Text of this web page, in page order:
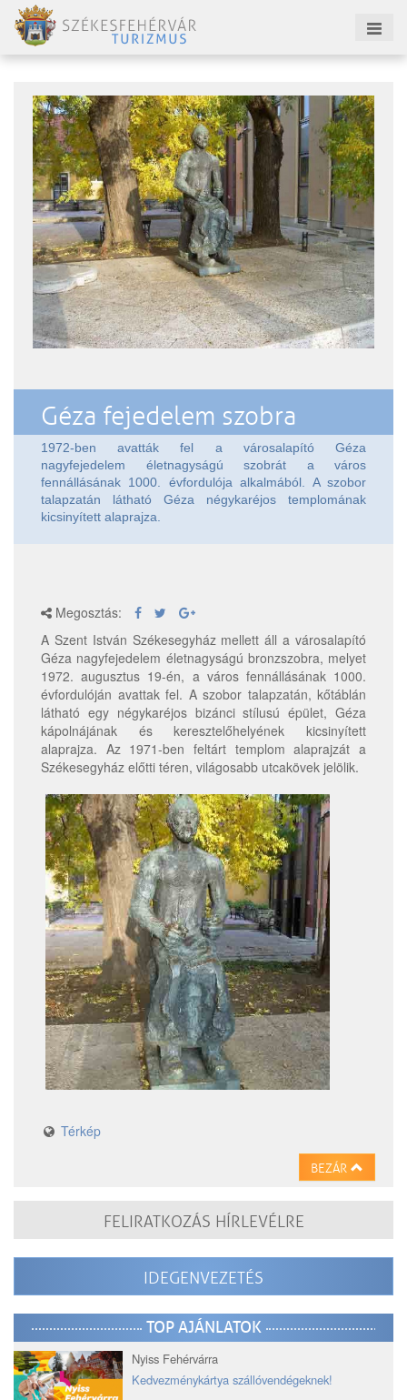
Géza fejedelem szobra
1972-ben avatták fel a városalapító Géza
nagyfejedelem életnagyságú szobrát a város
fennállásának 1000. évfordulója alkalmából. A szobor
talapzatán látható Géza négykaréjos templomának
kicsinyített alaprajza.
Megosztás:
A Szent István Székesegyház mellett áll a városalapító
Géza nagyfejedelem életnagyságú bronzszobra, melyet
1972. augusztus 19-én, a város fennállásának 1000.
évfordulóján avattak fel. A szobor talapzatán, kőtáblán
látható egy négykaréjos bizánci stílusú épület, Géza
kápolnájának és keresztelőhelyének kicsinyített
alaprajza. Az 1971-ben feltárt templom alaprajzát a
Székesegyház előtti téren, világosabb utcakövek jelölik.
Térkép
BEZÁR
FELIRATKOZÁS HÍRLEVÉLRE
IDEGENVEZETÉS
TOP AJÁNLATOK
Nyiss Fehérvárra
Kedvezménykártya szállóvendégeknek!